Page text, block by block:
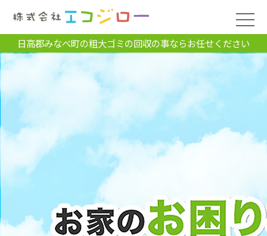
日高郡みなべ町の粗大ゴミの回収の事ならお任せください